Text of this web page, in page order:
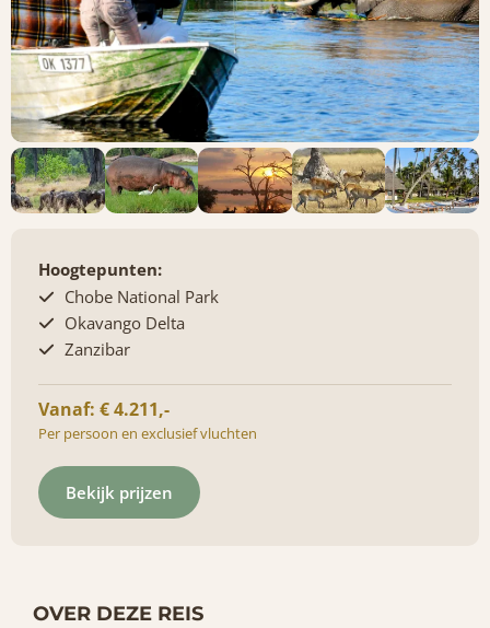
Hoogtepunten:
Chobe National Park
Okavango Delta
Zanzibar
Vanaf: € 4.211,-
Per persoon en exclusief vluchten
Bekijk prijzen
OVER DEZE REIS